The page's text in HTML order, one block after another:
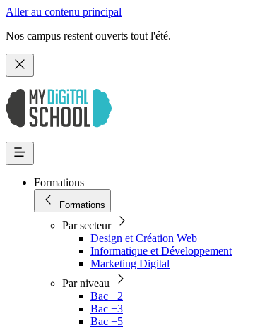
Aller au contenu principal
Nos campus restent ouverts tout l'été.
Formations
Formations
Par secteur
Design et Création Web
Informatique et Développement
Marketing Digital
Par niveau
Bac +2
Bac +3
Bac +5